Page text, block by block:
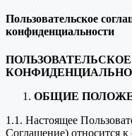
Пользовательское
конфиденциальности
ОБЩИЕ
1.1. Настоящее
Соглашение) относится